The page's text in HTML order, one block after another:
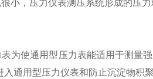
小，压力仪表测压系统形成的压力
为使通用型压力表能适用于测量
入通用型压力仪表和防止沉淀物积